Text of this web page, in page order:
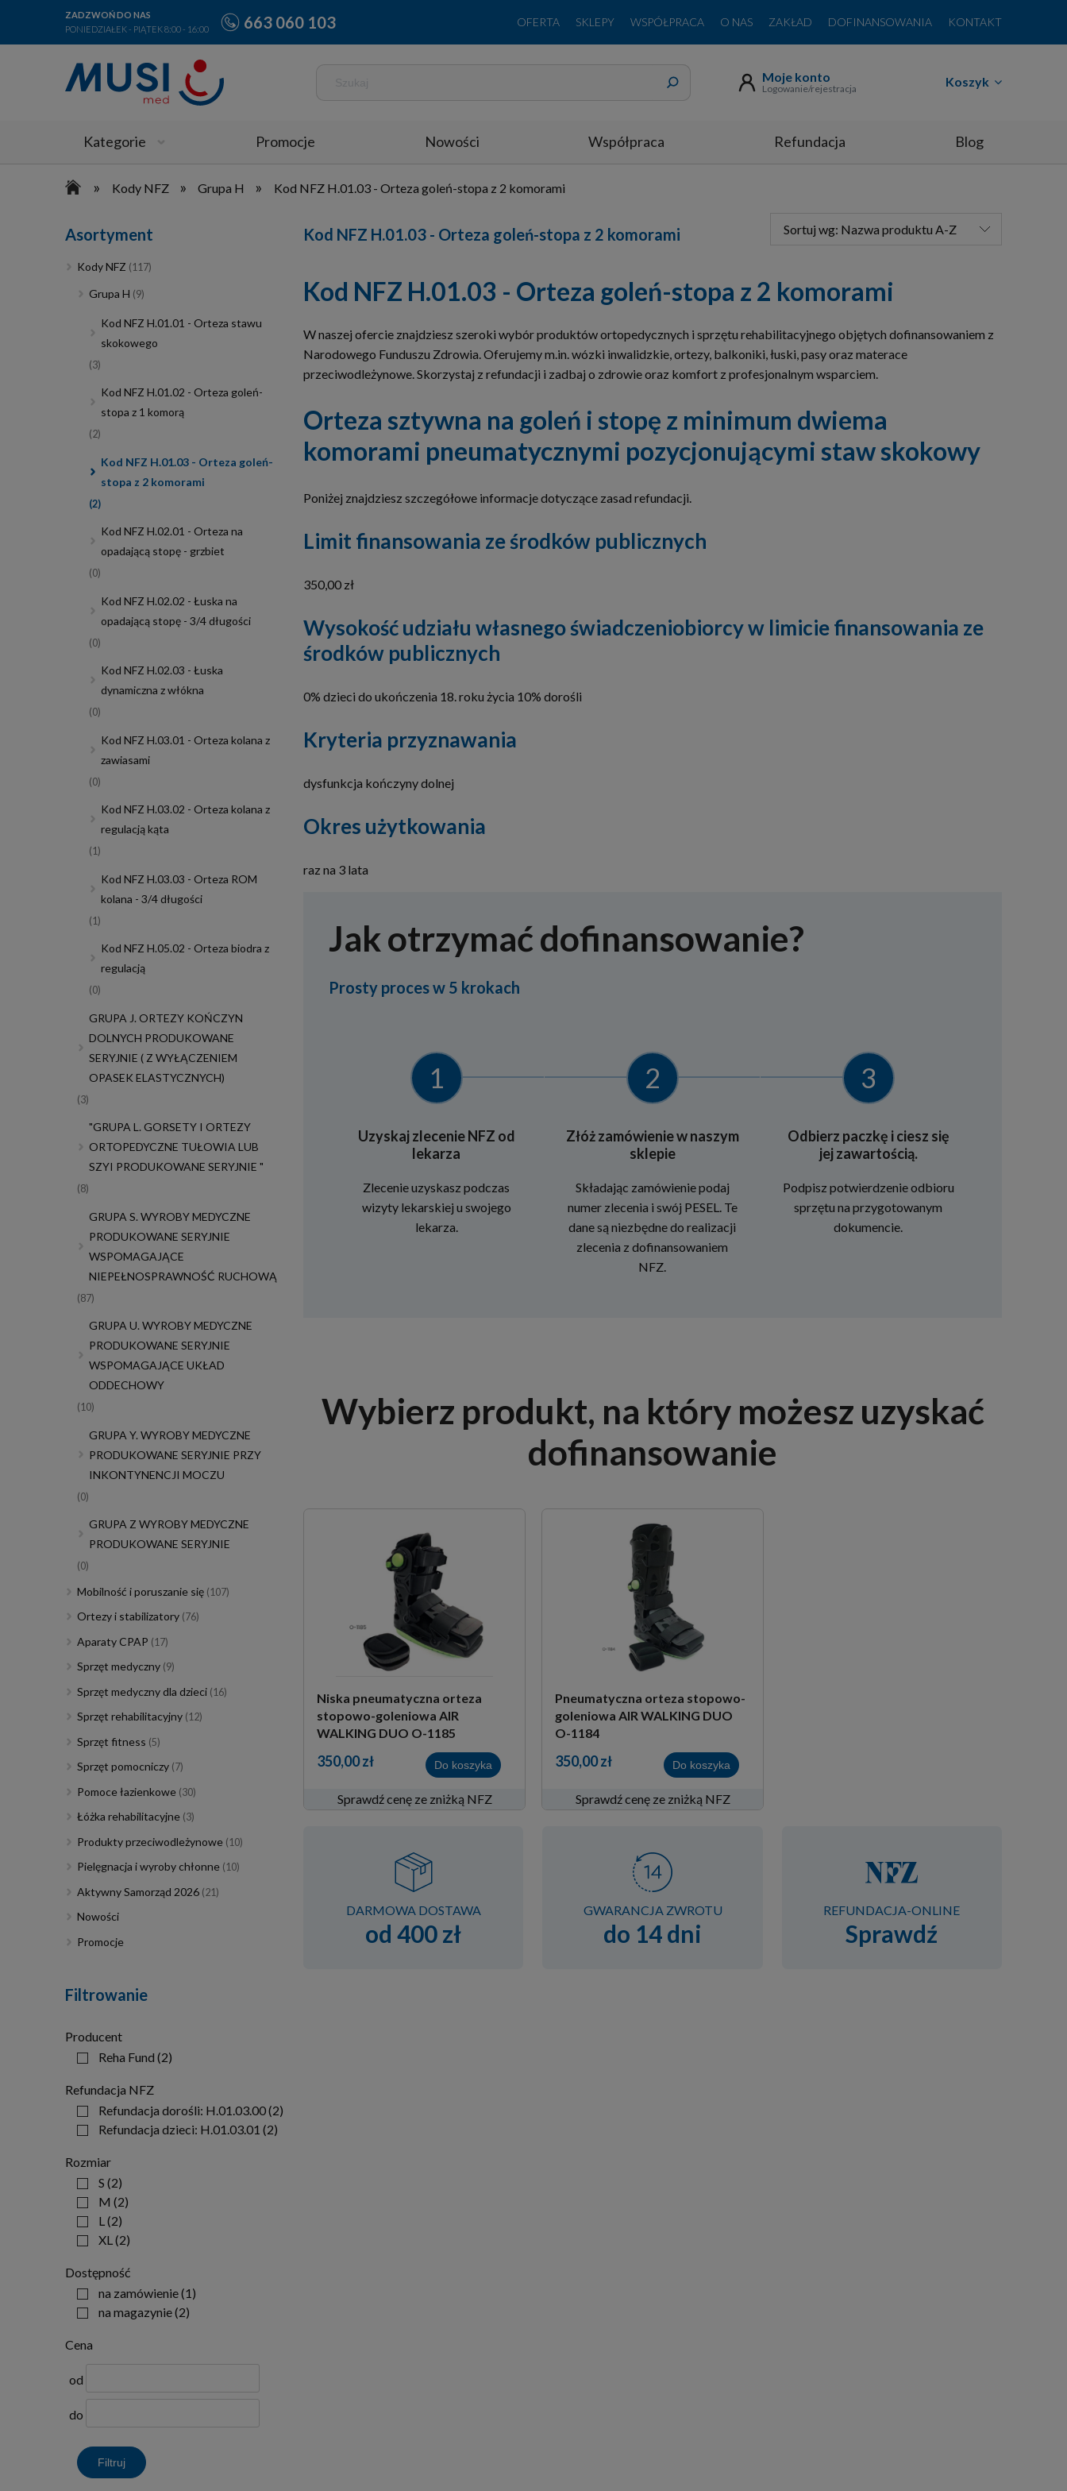
ZADZWOŃ DO NAS
PONIEDZIAŁEK - PIĄTEK 8:00 - 16:00
663 060 103 OFERTA SKLEPY WSPÓŁPRACA O NAS ZAKŁAD DOFINANSOWANIA KONTAKT
Koszyk
Moje konto
Logowanie/rejestracja
Kategorie Promocje Nowości Współpraca Refundacja Blog
» Kody NFZ » Grupa H » Kod NFZ H.01.03 - Orteza goleń-stopa z 2 komorami
Asortyment
Kody NFZ (117)
Grupa H (9)
Kod NFZ H.01.01 - Orteza stawu
skokowego
(3)
Kod NFZ H.01.02 - Orteza goleń-
stopa z 1 komorą
(2)
Kod NFZ H.01.03 - Orteza goleń-
stopa z 2 komorami
(2)
Kod NFZ H.02.01 - Orteza na
opadającą stopę - grzbiet
(0)
Kod NFZ H.02.02 - Łuska na
opadającą stopę - 3/4 długości
(0)
Kod NFZ H.02.03 - Łuska
dynamiczna z włókna
(0)
Kod NFZ H.03.01 - Orteza kolana z
zawiasami
(0)
Kod NFZ H.03.02 - Orteza kolana z
regulacją kąta
(1)
Kod NFZ H.03.03 - Orteza ROM
kolana - 3/4 długości
(1)
Kod NFZ H.05.02 - Orteza biodra z
regulacją
(0)
GRUPA J. ORTEZY KOŃCZYN
DOLNYCH PRODUKOWANE
SERYJNIE ( Z WYŁĄCZENIEM
OPASEK ELASTYCZNYCH)
(3)
"GRUPA L. GORSETY I ORTEZY
ORTOPEDYCZNE TUŁOWIA LUB
SZYI PRODUKOWANE SERYJNIE "
(8)
GRUPA S. WYROBY MEDYCZNE
PRODUKOWANE SERYJNIE
WSPOMAGAJĄCE
NIEPEŁNOSPRAWNOŚĆ RUCHOWĄ
(87)
GRUPA U. WYROBY MEDYCZNE
PRODUKOWANE SERYJNIE
WSPOMAGAJĄCE UKŁAD
ODDECHOWY
(10)
GRUPA Y. WYROBY MEDYCZNE
PRODUKOWANE SERYJNIE PRZY
INKONTYNENCJI MOCZU
(0)
GRUPA Z WYROBY MEDYCZNE
PRODUKOWANE SERYJNIE
(0)
Mobilność i poruszanie się (107)
Ortezy i stabilizatory (76)
Aparaty CPAP (17)
Sprzęt medyczny (9)
Sprzęt medyczny dla dzieci (16)
Sprzęt rehabilitacyjny (12)
Sprzęt fitness (5)
Sprzęt pomocniczy (7)
Pomoce łazienkowe (30)
Łóżka rehabilitacyjne (3)
Produkty przeciwodleżynowe (10)
Pielęgnacja i wyroby chłonne (10)
Aktywny Samorząd 2026 (21)
Nowości
Promocje
Filtrowanie
Producent
Reha Fund (2)
Refundacja NFZ
Refundacja dorośli: H.01.03.00(2)
Refundacja dzieci: H.01.03.01 (2)
Rozmiar
S (2)
M (2)
L(2)
XL(2)
Dostępność
na zamówienie(1)
na magazynie(2)
Cena
od
do
Filtruj
Kod NFZ H.01.03 - Orteza goleń-stopa z 2 komorami Sortuj wg: Nazwa produktu A-Z
Kod NFZ H.01.03 - Orteza goleń-stopa z 2 komorami
W naszej ofercie znajdziesz szeroki wybór produktów ortopedycznych i sprzętu rehabilitacyjnego objętych dofinansowaniem z
Narodowego Funduszu Zdrowia. Oferujemy m.in. wózki inwalidzkie, ortezy, balkoniki, łuski, pasy oraz materace
przeciwodleżynowe. Skorzystaj z refundacji i zadbaj o zdrowie oraz komfort z profesjonalnym wsparciem.
Orteza sztywna na goleń i stopę z minimum dwiema
komorami pneumatycznymi pozycjonującymi staw skokowy
Poniżej znajdziesz szczegółowe informacje dotyczące zasad refundacji.
Limit finansowania ze środków publicznych
350,00 zł
Wysokość udziału własnego świadczeniobiorcy w limicie finansowania ze
środków publicznych
0% dzieci do ukończenia 18. roku życia 10% dorośli
Kryteria przyznawania
dysfunkcja kończyny dolnej
Okres użytkowania
raz na 3 lata
Jak otrzymać dofinansowanie?
Prosty proces w 5 krokach
1
Uzyskaj zlecenie NFZ od
lekarza
Zlecenie uzyskasz podczas
wizyty lekarskiej u swojego
lekarza.
2
Złóż zamówienie w naszym
sklepie
Składając zamówienie podaj
numer zlecenia i swój PESEL. Te
dane są niezbędne do realizacji
zlecenia z dofinansowaniem
NFZ.
3
Odbierz paczkę i ciesz się
jej zawartością.
Podpisz potwierdzenie odbioru
sprzętu na przygotowanym
dokumencie.
Wybierz produkt, na który możesz uzyskać
dofinansowanie
Niska pneumatyczna orteza
stopowo-goleniowa AIR
WALKING DUO O-1185
350,00 zł Do koszyka
Sprawdź cenę ze zniżką NFZ
Pneumatyczna orteza stopowo-
goleniowa AIR WALKING DUO
O-1184
350,00 zł Do koszyka
Sprawdź cenę ze zniżką NFZ
DARMOWA DOSTAWA
od 400 zł
GWARANCJA ZWROTU
do 14 dni
REFUNDACJA-ONLINE
Sprawdź